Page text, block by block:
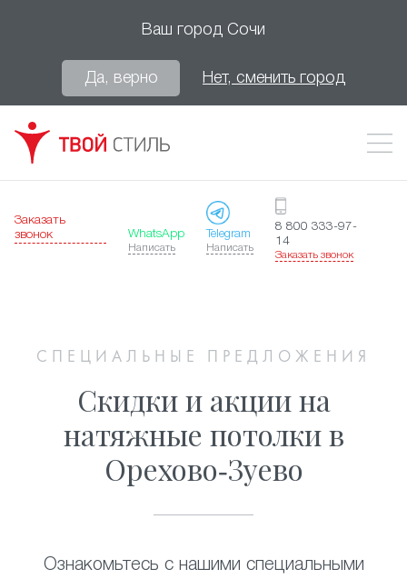
Ваш город Сочи
Да, верно Нет, сменить город
Заказать
звонок
WhatsApp
Написать
Telegram
Написать
8 800 333-97-
14
Заказать звонок
СПЕЦИАЛЬНЫЕ ПРЕДЛОЖЕНИЯ
Скидки и акции на
натяжные потолки в
Орехово-Зуево
Ознакомьтесь с нашими специальными